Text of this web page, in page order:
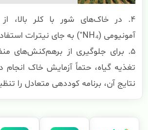
۴. در خاک‌های شور با کلر بالا، از
آمونیومی (NH₄⁺) به جای نیترات استفاده کنید.
۵. برای جلوگیری از برهم‌کنش‌های
تغذیه گیاه، حتماً آزمایش خاک
نتایج آن، برنامه کوددهی متعادل را